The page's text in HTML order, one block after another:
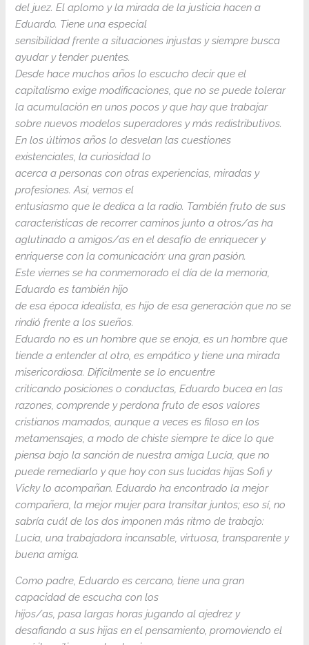
del juez. El aplomo y la mirada de la justicia hacen a
Eduardo. Tiene una especial
sensibilidad frente a situaciones injustas y siempre busca
ayudar y tender puentes.
Desde hace muchos años lo escucho decir que el
capitalismo exige modificaciones, que no se puede tolerar
la acumulación en unos pocos y que hay que trabajar
sobre nuevos modelos superadores y más redistributivos.
En los últimos años lo desvelan las cuestiones
existenciales, la curiosidad lo
acerca a personas con otras experiencias, miradas y
profesiones. Así, vemos el
entusiasmo que le dedica a la radio. También fruto de sus
características de recorrer caminos junto a otros/as ha
aglutinado a amigos/as en el desafío de enriquecer y
enriquerse con la comunicación: una gran pasión.
Este viernes se ha conmemorado el día de la memoria,
Eduardo es también hijo
de esa época idealista, es hijo de esa generación que no se
rindió frente a los sueños.
Eduardo no es un hombre que se enoja, es un hombre que
tiende a entender al otro, es empático y tiene una mirada
misericordiosa. Difícilmente se lo encuentre
criticando posiciones o conductas, Eduardo bucea en las
razones, comprende y perdona fruto de esos valores
cristianos mamados, aunque a veces es filoso en los
metamensajes, a modo de chiste siempre te dice lo que
piensa bajo la sanción de nuestra amiga Lucía, que no
puede remediarlo y que hoy con sus lucidas hijas Sofi y
Vicky lo acompañan. Eduardo ha encontrado la mejor
compañera, la mejor mujer para transitar juntos; eso sí, no
sabría cuál de los dos imponen más ritmo de trabajo:
Lucía, una trabajadora incansable, virtuosa, transparente y
buena amiga.
Como padre, Eduardo es cercano, tiene una gran
capacidad de escucha con los
hijos/as, pasa largas horas jugando al ajedrez y
desafiando a sus hijas en el pensamiento, promoviendo el